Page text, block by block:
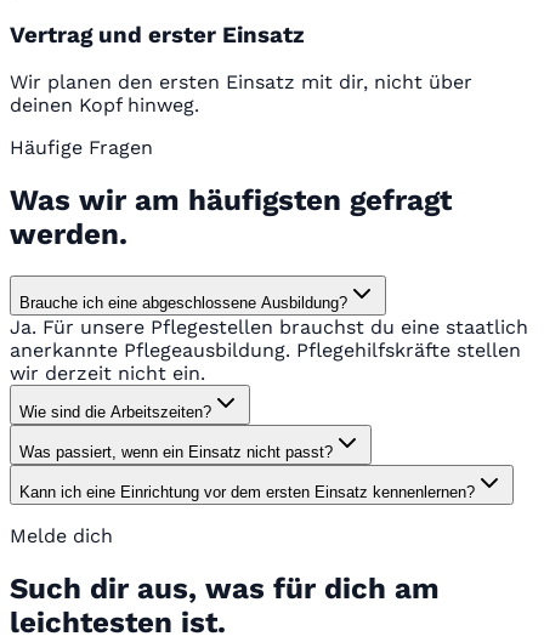
Vertrag und erster Einsatz
Wir planen den ersten Einsatz mit dir, nicht über
deinen Kopf hinweg.
Häufige Fragen
Was wir am häufigsten gefragt
werden.
Brauche ich eine abgeschlossene Ausbildung?
Ja. Für unsere Pflegestellen brauchst du eine staatlich
anerkannte Pflegeausbildung. Pflegehilfskräfte stellen
wir derzeit nicht ein.
Wie sind die Arbeitszeiten?
Was passiert, wenn ein Einsatz nicht passt?
Kann ich eine Einrichtung vor dem ersten Einsatz kennenlernen?
Melde dich
Such dir aus, was für dich am
leichtesten ist.